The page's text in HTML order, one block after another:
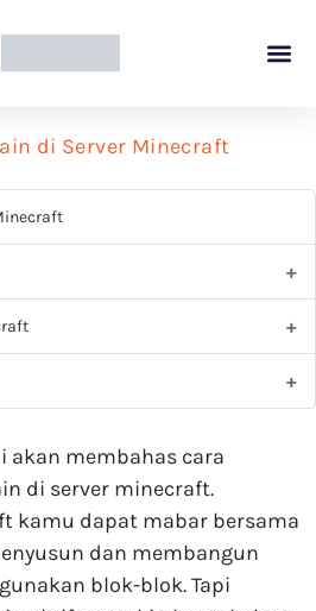
di Server Minecraft
akan membahas cara
di server minecraft.
kamu dapat mabar bersama
dan membangun
blok-blok. Tapi